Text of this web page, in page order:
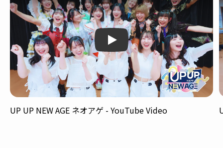
Play
UP UP NEW AGE ネオアゲ - YouTube Video